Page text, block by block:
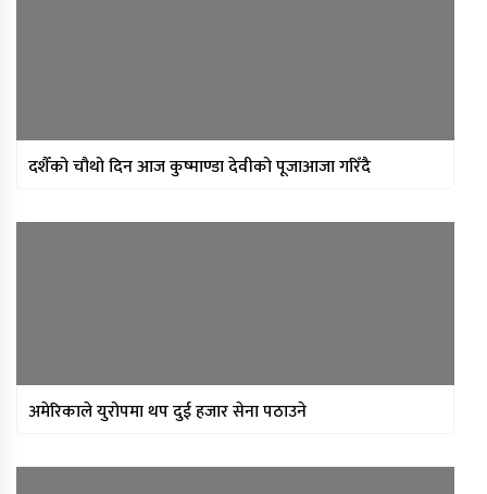
दशैँको चौथो दिन आज कुष्माण्डा देवीको पूजाआजा गरिँदै
अमेरिकाले युरोपमा थप दुई हजार सेना पठाउने